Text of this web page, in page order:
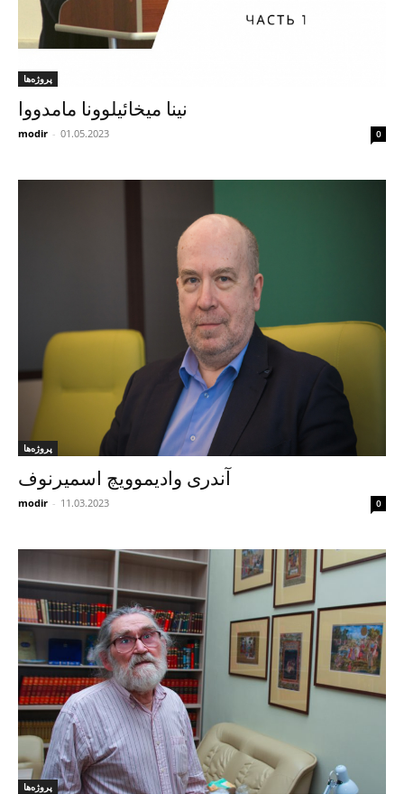
پروژه‌ها
نینا میخائیلوونا مامدووا
modir - 01.05.2023 0
پروژه‌ها
آندری وادیموویچ اسمیرنوف
modir - 11.03.2023 0
پروژه‌ها